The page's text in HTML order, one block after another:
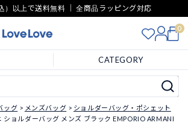
）以上で送料無料 ｜ 全商品ラッピング対応
0
CATEGORY
ッグ メンズバッグ
ショルダーバッグ・ポシェット
ショルダーバッグ メンズ ブラック EMPORIO ARMANI